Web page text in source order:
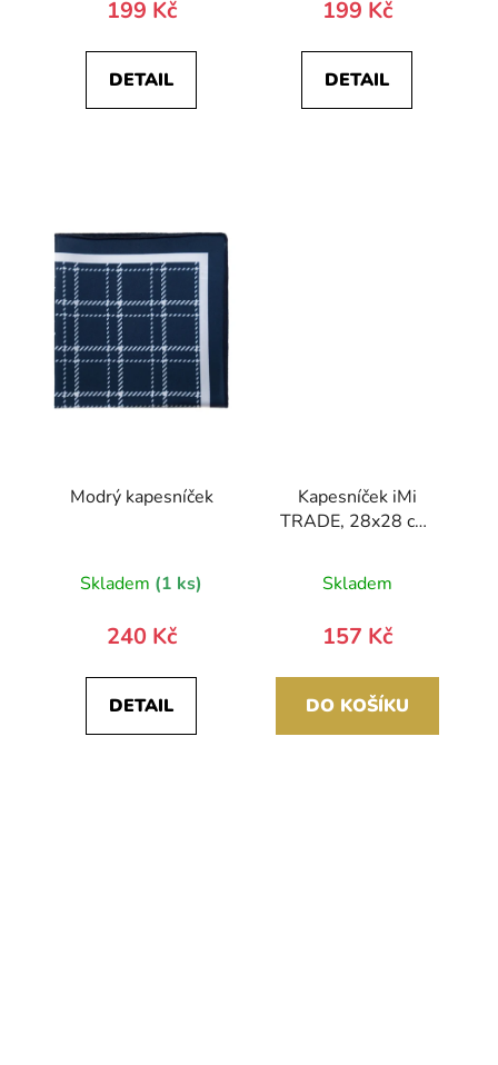
199 Kč
DETAIL
199 Kč
DETAIL
Modrý kapesníček
Skladem (1 ks)
240 Kč
DETAIL
Kapesníček iMi
TRADE, 28x28 cm,
odstín T3
Skladem
157 Kč
DO KOŠÍKU